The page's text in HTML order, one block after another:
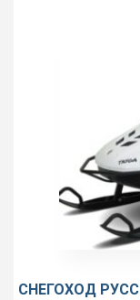
СНЕГОХОД